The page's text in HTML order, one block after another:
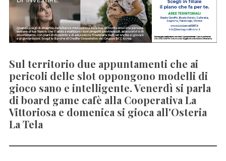
Sul territorio due appuntamenti che ai
pericoli delle slot oppongono modelli di
gioco sano e intelligente. Venerdì si parla
di board game cafè alla Cooperativa La
Vittoriosa e domenica si gioca all'Osteria
La Tela